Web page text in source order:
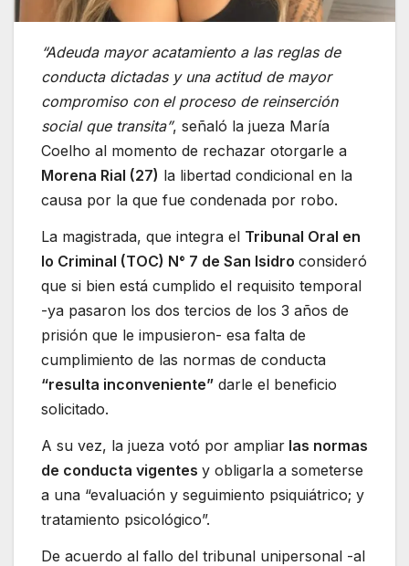
“Adeuda mayor acatamiento a las reglas de
conducta dictadas y una actitud de mayor
compromiso con el proceso de reinserción
social que transita”, señaló la jueza María
Coelho al momento de rechazar otorgarle a
Morena Rial (27) la libertad condicional en la
causa por la que fue condenada por robo.
La magistrada, que integra el Tribunal Oral en
lo Criminal (TOC) N° 7 de San Isidro consideró
que si bien está cumplido el requisito temporal
-ya pasaron los dos tercios de los 3 años de
prisión que le impusieron- esa falta de
cumplimiento de las normas de conducta
“resulta inconveniente” darle el beneficio
solicitado.
A su vez, la jueza votó por ampliar las normas
de conducta vigentes y obligarla a someterse
a una “evaluación y seguimiento psiquiátrico; y
tratamiento psicológico”.
De acuerdo al fallo del tribunal unipersonal -al